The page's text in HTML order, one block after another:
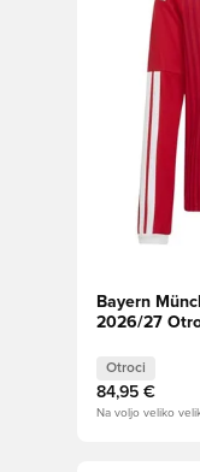
Bayern
2026/27
Otroci
84,95 €
Na voljo veliko